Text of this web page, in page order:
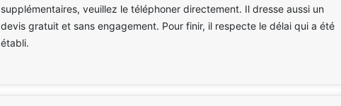
supplémentaires, veuillez le téléphoner directement. Il dresse aussi un
devis gratuit et sans engagement. Pour finir, il respecte le délai qui a été
établi.